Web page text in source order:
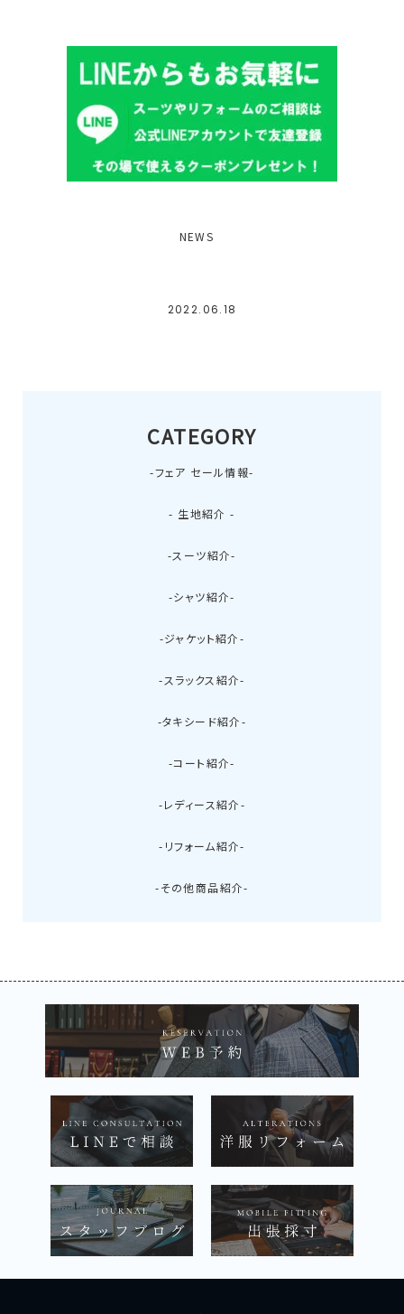
NEWS
2022.06.18
CATEGORY
-フェア セール情報-
- 生地紹介 -
-スーツ紹介-
-シャツ紹介-
-ジャケット紹介-
-スラックス紹介-
-タキシード紹介-
-コート紹介-
-レディース紹介-
-リフォーム紹介-
-その他商品紹介-